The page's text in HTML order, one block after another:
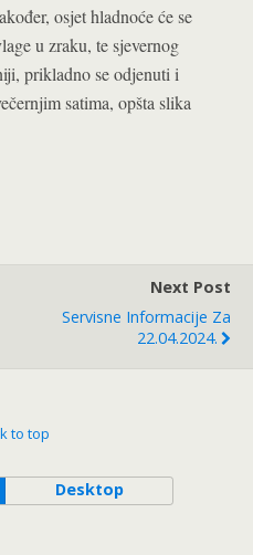
osjet hladnoće će se
u zraku, te sjevernog
prikladno se odjenuti i
satima, opšta slika
Next Post
Servisne Informacije Za
22.04.2024.
to top
Desktop